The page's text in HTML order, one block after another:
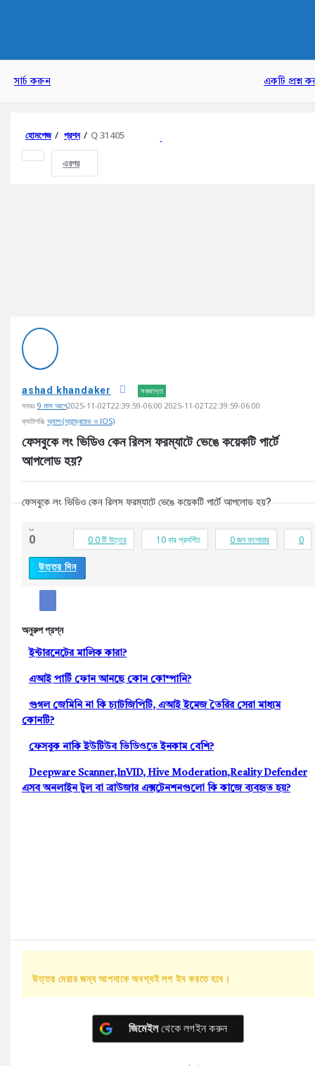
সার্চ করুন একটি প্রশ্ন
হোমপেজ / প্রশ্ন / Q 31405
এরপর
AddaBuzz.net
Latest
প্রশ্ন
ashad khandaker
সবজান্তা
সময়ঃ 9 মাস আগে2025-11-02T22:39:59-06:00 2025-11-02T22:39:59-06:00
ক্যাটাগরিঃ অ্যাপ (অ্যান্ড্রয়েড ও IOS)
ফেসবুকে লং ভিডিও কেন রিলস ফরম্যাটে ভেঙে কয়েকটি পার্টে
আপলোড হয়?
ফেসবুকে লং ভিডিও কেন রিলস ফরম্যাটে ভেঙে কয়েকটি পার্টে আপলোড হয়?
0
0 0 0 টি উত্তর 10বার প্রদর্শিত 0জন ফলোয়ার 0
উত্তর দিন
অনুরুপ প্রশ্ন
ইন্টারনেটের মালিক কারা?
এআই পার্টি ফোন আনছে কোন কোম্পানি?
গুগল জেমিনি না কি চ্যাটজিপিটি, এআই ইমেজ তৈরির সেরা মাধ্যম
কোনটি?
ফেসবুক নাকি ইউটিউব ভিডিওতে ইনকাম বেশি?
Deepware Scanner,InVID, Hive Moderation,Reality Defender
এসব অনলাইন টুল বা ব্রাউজার এক্সটেনশনগুলো কি কাজে ব্যবহৃত হয়?
উত্তর দেয়ার জন্য আপনাকে অবশ্যই লগ ইন করতে হবে।
জিমেইলথেকে লগইন করুন